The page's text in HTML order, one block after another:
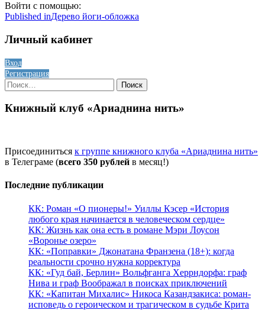
Войти с помощью:
Навигация
по
Published inДерево йоги-обложка
Личный кабинет
Вход
Регистрация
Найти:
Книжный клуб «Ариаднина нить»
Присоединиться к группе книжного клуба «Ариаднина нить»
в Телеграме (всего 350 рублей в месяц!)
Последние публикации
КК: Роман «О пионеры!» Уиллы Кэсер «История
любого края начинается в человеческом сердце»
КК: Жизнь как она есть в романе Мэри Лоусон
«Воронье озеро»
КК: «Поправки» Джонатана Франзена (18+): когда
реальности срочно нужна корректура
КК: «Гуд бай, Берлин» Вольфганга Херрндорфа: граф
Нива и граф Воображал в поисках приключений
КК: «Капитан Михалис» Никоса Казандзакиса: роман-
исповедь о героическом и трагическом в судьбе Крита